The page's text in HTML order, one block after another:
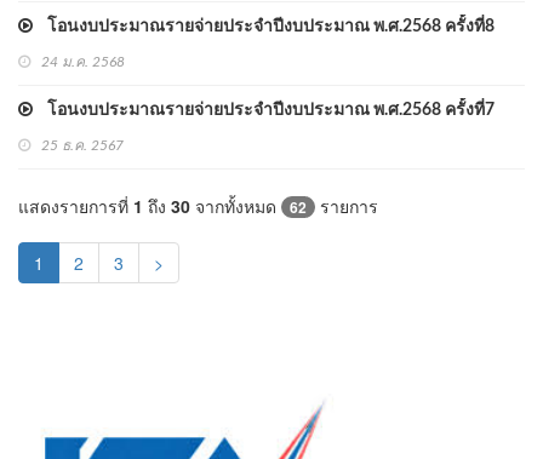
โอนงบประมาณรายจ่ายประจำปีงบประมาณ พ.ศ.2568 ครั้งที่8
24 ม.ค. 2568
โอนงบประมาณรายจ่ายประจำปีงบประมาณ พ.ศ.2568 ครั้งที่7
25 ธ.ค. 2567
แสดงรายการที่ 1 ถึง 30 จากทั้งหมด 62 รายการ
1 (current)
2 3 >